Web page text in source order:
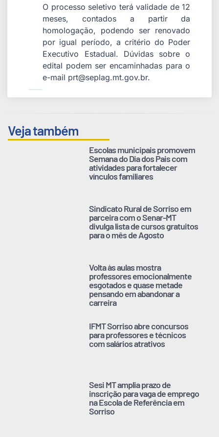
O processo seletivo terá validade de 12
meses, contados a partir da
homologação, podendo ser renovado
por igual período, a critério do Poder
Executivo Estadual. Dúvidas sobre o
edital podem ser encaminhadas para o
e-mail prt@seplag.mt.gov.br.
Veja também
Escolas municipais promovem
Semana do Dia dos Pais com
atividades para fortalecer
vínculos familiares
Sindicato Rural de Sorriso em
parceira com o Senar-MT
divulga lista de cursos gratuitos
para o mês de Agosto
Volta às aulas mostra
professores emocionalmente
esgotados e quase metade
pensando em abandonar a
carreira
IFMT Sorriso abre concursos
para professores e técnicos
com salários atrativos
Sesi MT amplia prazo de
inscrição para vaga de emprego
na Escola de Referência em
Sorriso